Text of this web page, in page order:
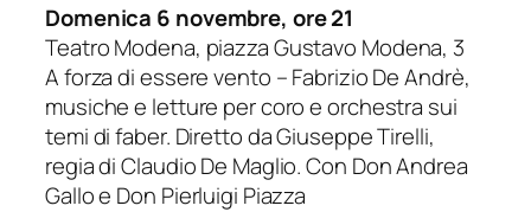
Domenica 6 novembre, ore 21
Teatro Modena, piazza Gustavo Modena, 3
A forza di essere vento – Fabrizio De Andrè,
musiche e letture per coro e orchestra sui
temi di faber. Diretto da Giuseppe Tirelli,
regia di Claudio De Maglio. Con Don Andrea
Gallo e Don Pierluigi Piazza